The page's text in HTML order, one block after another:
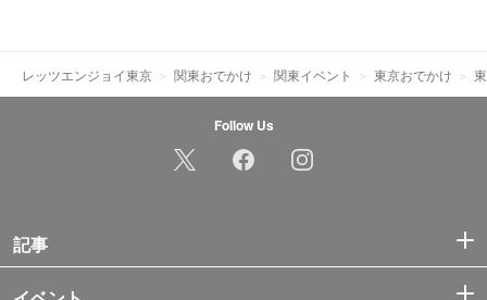
レッツエンジョイ東京 関東おでかけ 関東イベント 東京おでかけ
Follow Us
記事